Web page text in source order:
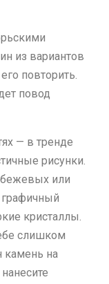
из вариантов
повторить.
повод
— в тренде
рисунки.
или
кристаллы.
слишком
камень на